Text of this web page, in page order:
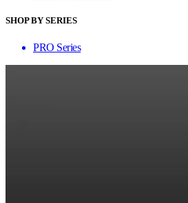
SHOP BY SERIES
PRO Series